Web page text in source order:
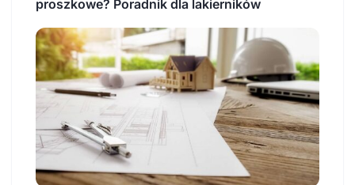
proszkowe? Poradnik dla lakierników